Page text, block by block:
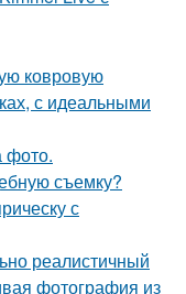
ковровую
с идеальными
фото.
съемку?
с
реалистичный
фотография из